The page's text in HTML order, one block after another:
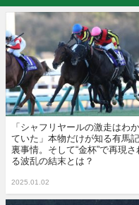
「シャフリヤールの激走はわ
ていた」本物だけが知る有馬
裏事情。そして“金杯”で再現さ
る波乱の結末とは？
2025.01.02